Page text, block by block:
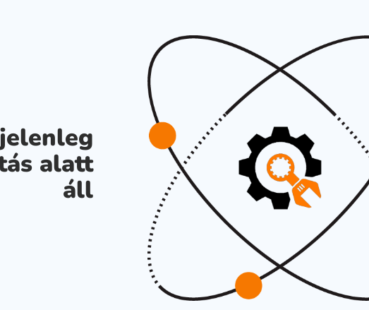
alatt
áll